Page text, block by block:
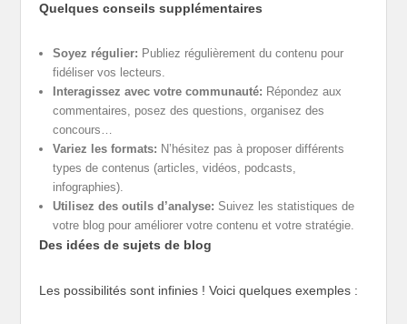
Quelques conseils supplémentaires
Soyez régulier: Publiez régulièrement du contenu pour
fidéliser vos lecteurs.
Interagissez avec votre communauté: Répondez aux
commentaires, posez des questions, organisez des
concours…
Variez les formats: N’hésitez pas à proposer différents
types de contenus (articles, vidéos, podcasts,
infographies).
Utilisez des outils d’analyse: Suivez les statistiques de
votre blog pour améliorer votre contenu et votre stratégie.
Des idées de sujets de blog
Les possibilités sont infinies ! Voici quelques exemples :